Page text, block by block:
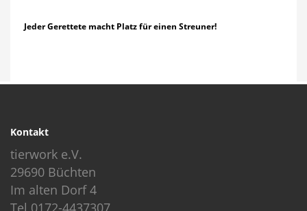
Jeder Gerettete macht Platz für einen Streuner!
Kontakt
tierwork e.V.
29690 Büchten
Im alten Dorf 4
Tel 0172-4437307